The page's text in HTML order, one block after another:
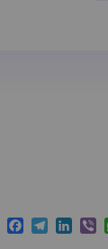
Facebook
Telegram